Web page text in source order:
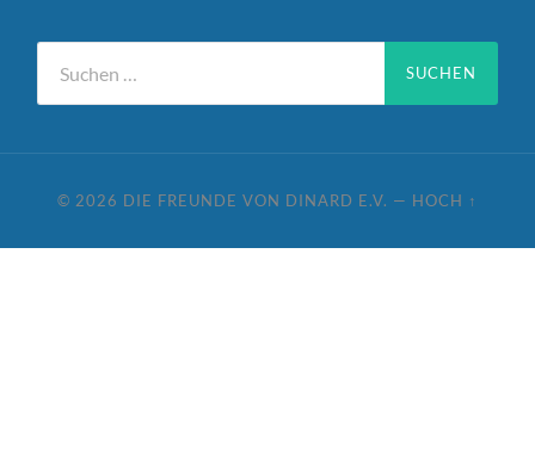
nach:
© 2026 DIE FREUNDE VON DINARD E.V. — HOCH ↑